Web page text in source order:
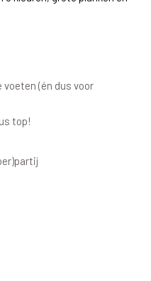
voeten (én dus voor
top!